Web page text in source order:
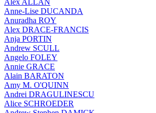
Anne-Lise DUCANDA
Anuradha ROY
Alex DRACE-FRANCIS
Anja PORTIN
Andrew SCULL
Angelo FOLEY
Annie GRACE
Alain BARATON
Amy M. O'QUINN
Andrei DRAGULINESCU
Alice SCHROEDER